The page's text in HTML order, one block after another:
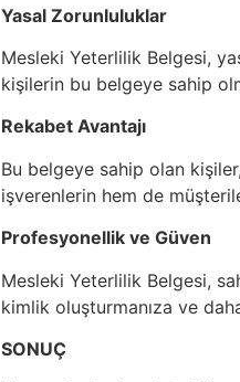
Yasal Zorunluluklar
Mesleki Yeterlilik Belgesi,
kişilerin bu belgeye sahip
Rekabet Avantajı
Bu belgeye sahip olan
işverenlerin hem de
Profesyonellik ve Güven
Mesleki Yeterlilik Belgesi,
kimlik oluşturmanıza ve
SONUÇ